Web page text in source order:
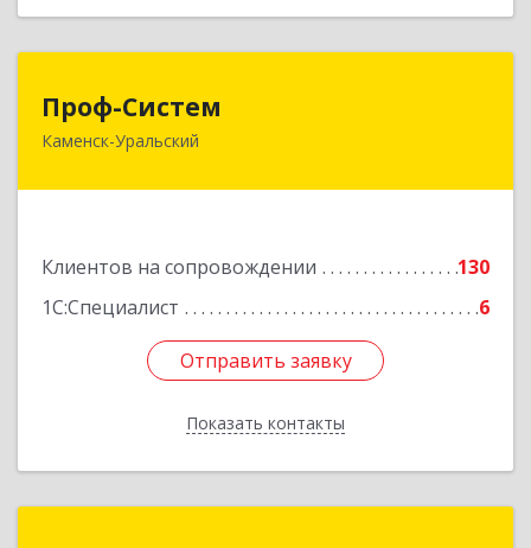
Проф-Систем
Каменск-Уральский
Клиентов на сопровождении
130
1С:Специалист
6
Отправить заявку
Показать контакты
623406, Свердловская обл, Каменск-Уральский
Отправить заявку
Назад